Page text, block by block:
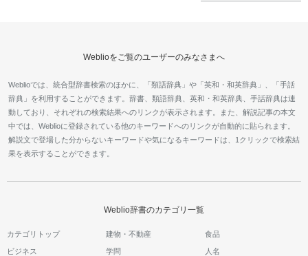
Weblioをご覧のユーザーのみなさまへ
Weblioでは、統合型辞書検索のほかに、「類語辞典」や「英和・和英辞典」、「手話
辞典」を利用することができます。辞書、類語辞典、英和・和英辞典、手話辞典は連
動しており、それぞれの検索結果へのリンクが表示されます。また、解説記事の本文
中では、Weblioに登録されている他のキーワードへのリンクが自動的に貼られます。
解説文で登場した分からないキーワードや気になるキーワードは、1クリックで検索結
果を表示することができます。
Weblio辞書のカテゴリ一覧
カテゴリトップ 建物・不動産 食品
ビジネス 学問 人名